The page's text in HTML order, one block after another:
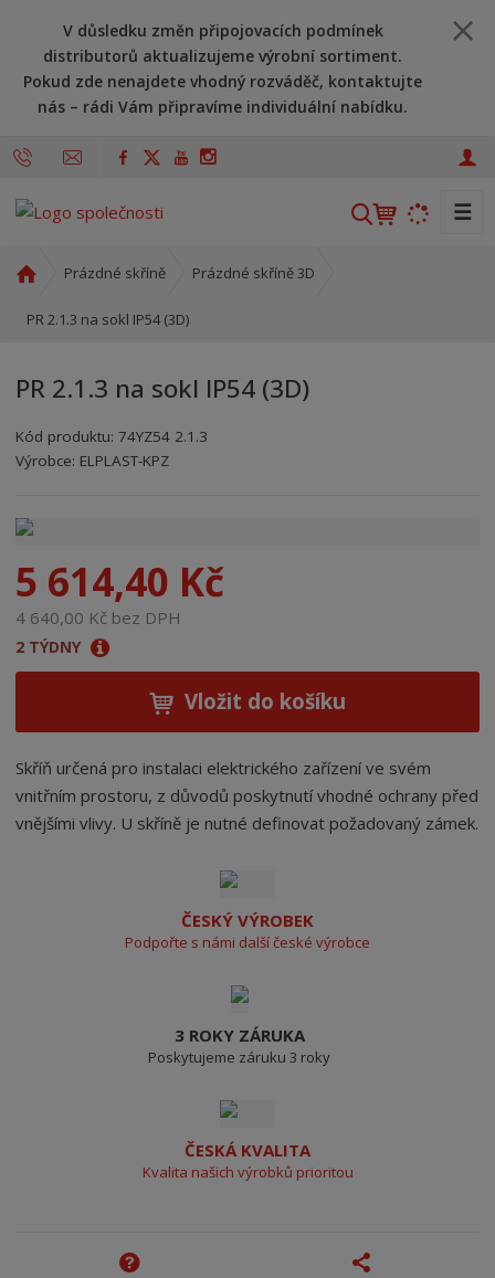
V důsledku změn připojovacích podmínek
distributorů aktualizujeme výrobní sortiment.
Pokud zde nenajdete vhodný rozváděč, kontaktujte
nás – rádi Vám připravíme individuální nabídku.
V
☰
o
í
t
r
Prázdné skříně Prázdné skříně 3D
PR 2.1.3 na sokl IP54 (3D)
PR 2.1.3 na sokl IP54 (3D)
Kód produktu:74YZ54 2.1.3
Kód výrobce: 8595208696428
Kód dodavatele:8595208696428
Výrobce: ELPLAST-KPZ
5 614,40 Kč
4 640,00 Kč bez DPH
2 TÝDNY
Vložit do košíku
Skříň určená pro instalaci elektrického zařízení ve svém
vnitřním prostoru, z důvodů poskytnutí vhodné ochrany před
vnějšími vlivy. U skříně je nutné definovat požadovaný zámek.
ČESKÝ VÝROBEK
Podpořte s námi další české výrobce
3 ROKY ZÁRUKA
Poskytujeme záruku 3 roky
ČESKÁ KVALITA
Kvalita našich výrobků prioritou